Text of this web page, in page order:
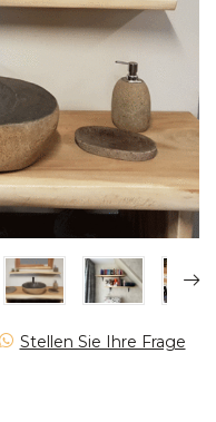
Stellen Sie Ihre Frage